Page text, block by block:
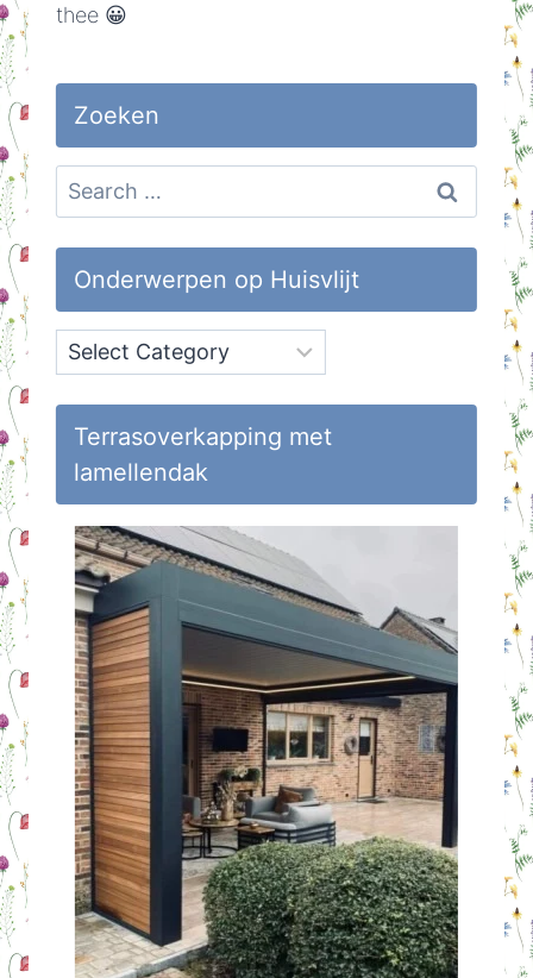
thee 😀
Zoeken
Search
for:
Onderwerpen op Huisvlijt
Onderwerpen
op
Huisvlijt
Terrasoverkapping met
lamellendak